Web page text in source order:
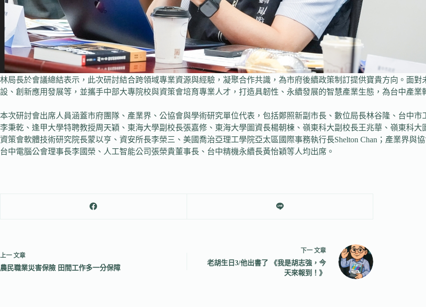
林局長於會議總結表示，此次研討結合跨領域專業資源與經驗，凝聚合作共識，為市府後續政策制訂提供寶貴方向。面
設、創新應用發展等，並攜手中部大專院校與資策會培育專業人才，打造具韌性、永續發展的智慧產業生態，為台中產業
本次研討會出席人員涵蓋市府團隊、產業界、公協會與學術研究單位代表，包括鄭照新副市長、數位局長林谷隆、台中
李秉乾、逢甲大學特聘教授周天穎、東海大學副校長張嘉修、東海大學圖資長楊朝棟、嶺東科大副校長王兆華、嶺東科
資策會軟體技術研究院長蒙以亨、資安所長李榮三、美國喬治亞理工學院亞太區國際事務執行長Shelton Chan；產業界與
台中電腦公會理事長李國榮、人工智能公司張榮貴董事長、台中精機永續長黃怡穎等人均出席。
上一 文章
農民職業災害保險 田間工作多一分保障
下一 文章
老胡生日3/他出書了 《我是胡志強，今
天來報到！》